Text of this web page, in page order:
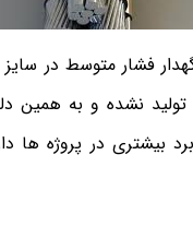
نشده و به همین
بیشتری در پروژه ها